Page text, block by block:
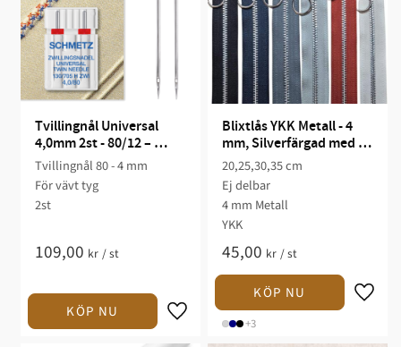
Tvillingnål Universal
4,0mm 2st - 80/12 –
Schmetz
Tvillingnål 80 - 4 mm
För vävt tyg
2st
109,00 kr /st
Blixtlås YKK Metall - 4
mm, Silverfärgad med
ring
20,25,30,35 cm
Ej delbar
4 mm Metall
YKK
45,00 kr /st
+3